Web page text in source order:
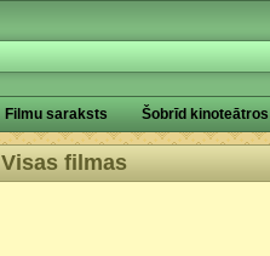
Filmu saraksts Šobrīd kinoteātros
Visas filmas